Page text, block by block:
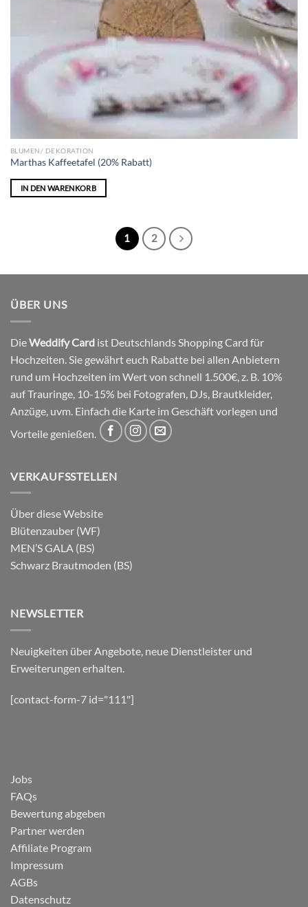
BLUMEN/ DEKORATION
Marthas Kaffeetafel (20% Rabatt)
IN DEN WARENKORB
1 2
ÜBER UNS
DieWeddify Card ist Deutschlands Shopping Card für
Hochzeiten. Sie gewährt euch Rabatte bei allen Anbietern
rund um Hochzeiten im Wert von schnell 1.500€, z. B. 10%
auf Trauringe, 10-15% bei Fotografen, DJs, Brautkleider,
Anzüge, uvm. Einfach die Karte im Geschäft vorlegen und
Vorteile genießen.
VERKAUFSSTELLEN
Über diese Website
Blütenzauber (WF)
MEN’S GALA (BS)
Schwarz Brautmoden (BS)
NEWSLETTER
Neuigkeiten über Angebote, neue Dienstleister und
Erweiterungen erhalten.
[contact-form-7 id="111"]
Jobs
FAQs
Bewertung abgeben
Partner werden
Affiliate Program
Impressum
AGBs
Datenschutz